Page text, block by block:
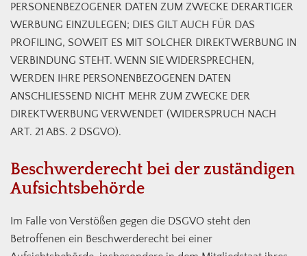
PERSONENBEZOGENER DATEN ZUM ZWECKE DERARTIGER
WERBUNG EINZULEGEN; DIES GILT AUCH FÜR DAS
PROFILING, SOWEIT ES MIT SOLCHER DIREKTWERBUNG IN
VERBINDUNG STEHT. WENN SIE WIDERSPRECHEN,
WERDEN IHRE PERSONENBEZOGENEN DATEN
ANSCHLIESSEND NICHT MEHR ZUM ZWECKE DER
DIREKTWERBUNG VERWENDET (WIDERSPRUCH NACH
ART. 21 ABS. 2 DSGVO).
Beschwerde­recht bei der zuständigen
Aufsichts­behörde
Im Falle von Verstößen gegen die DSGVO steht den
Betroffenen ein Beschwerderecht bei einer